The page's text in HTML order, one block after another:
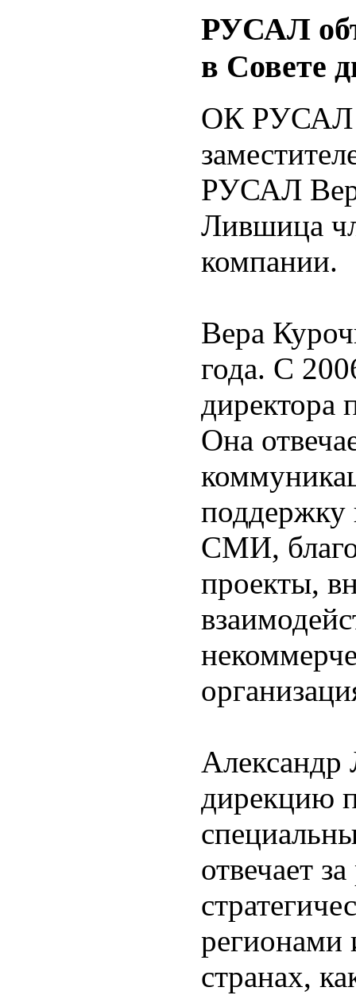
РУСАЛ
в Совете
ОК РУСАЛ
РУСАЛ
Лившица
компании.
Вера
года. С
директора
Она
СМИ,
проекты,
Александр
дирекцию
отвечает
регионами
странах,